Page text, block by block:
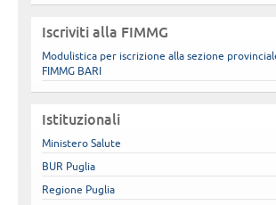
Iscriviti alla FIMMG
Modulistica per iscrizione alla sezione
FIMMG BARI
Istituzionali
Ministero Salute
BUR Puglia
Regione Puglia